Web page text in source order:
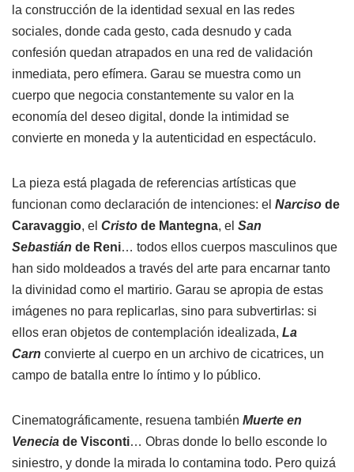
la construcción de la identidad sexual en las redes
sociales, donde cada gesto, cada desnudo y cada
confesión quedan atrapados en una red de validación
inmediata, pero efímera. Garau se muestra como un
cuerpo que negocia constantemente su valor en la
economía del deseo digital, donde la intimidad se
convierte en moneda y la autenticidad en espectáculo.
La pieza está plagada de referencias artísticas que
funcionan como declaración de intenciones: el Narciso de
Caravaggio, el Cristo de Mantegna, el San
Sebastián de Reni… todos ellos cuerpos masculinos que
han sido moldeados a través del arte para encarnar tanto
la divinidad como el martirio. Garau se apropia de estas
imágenes no para replicarlas, sino para subvertirlas: si
ellos eran objetos de contemplación idealizada, La
Carn convierte al cuerpo en un archivo de cicatrices, un
campo de batalla entre lo íntimo y lo público.
Cinematográficamente, resuena también Muerte en
Venecia de Visconti… Obras donde lo bello esconde lo
siniestro, y donde la mirada lo contamina todo. Pero quizá